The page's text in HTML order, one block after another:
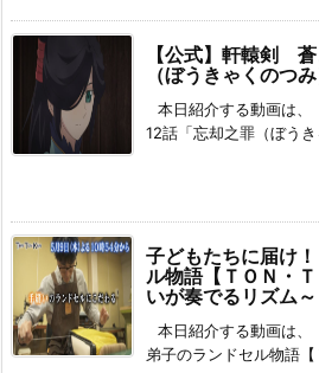
【公式】軒轅剣
（ぼうきゃくのつみ
本日紹介する動画は
12話「忘却之罪（ぼう
子どもたちに届け
ル物語【ＴＯＮ・
いが奏でるリズム～
本日紹介する動画は、
弟子のランドセル物語